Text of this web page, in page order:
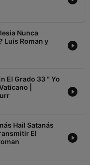
Nunca
Luis Roman y
El Grado 33 " Yo
|
Hail Satanás
El